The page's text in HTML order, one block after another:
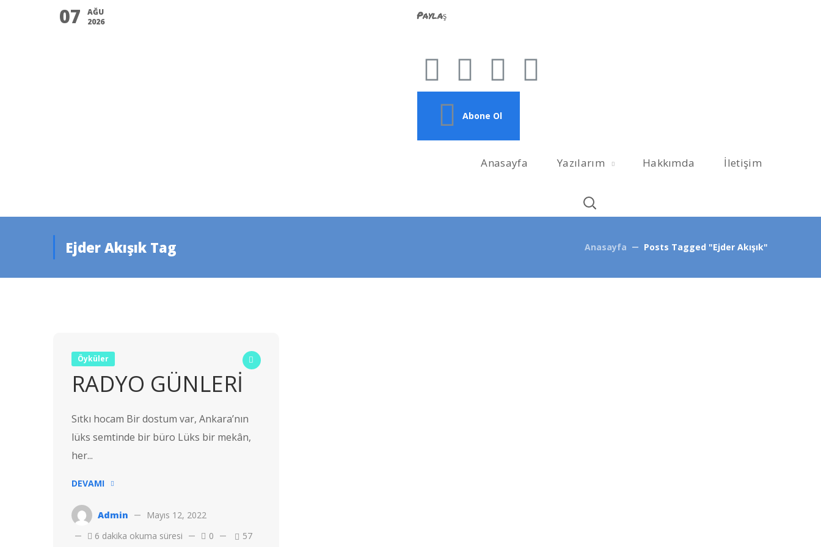
07
AĞU
2026
Paylaş
Abone Ol
Anasayfa Yazılarım Hakkımda İletişim
Ejder Akışık Tag Anasayfa Posts Tagged "Ejder Akışık"
Öyküler
RADYO GÜNLERİ
Sıtkı hocam Bir dostum var, Ankara’nın
lüks semtinde bir büro Lüks bir mekân,
her...
DEVAMI
Admin
Mayıs 12, 2022
6 dakika okuma süresi
0 57